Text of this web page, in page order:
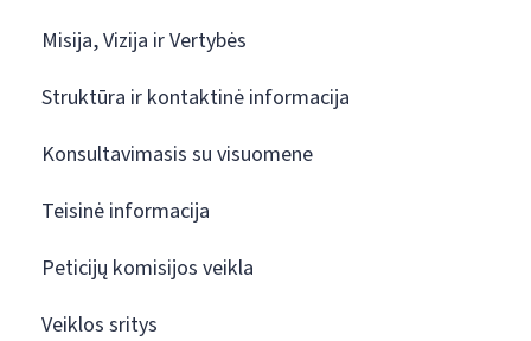
Misija, Vizija ir Vertybės
Struktūra ir kontaktinė informacija
Konsultavimasis su visuomene
Teisinė informacija
Peticijų komisijos veikla
Veiklos sritys